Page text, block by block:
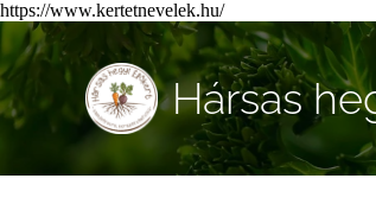
https://www.kertetnevelek.hu/
Hársas